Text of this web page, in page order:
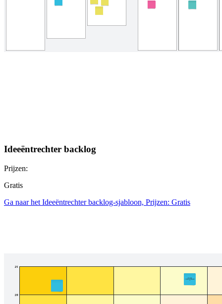
Ideeëntrechter backlog
Prijzen:
Gratis
Ga naar het Ideeëntrechter backlog-sjabloon, Prijzen: Gratis